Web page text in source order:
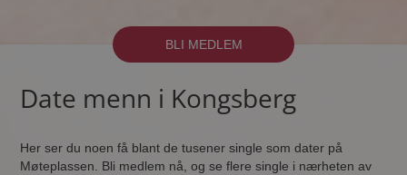
BLI MEDLEM
Date menn i Kongsberg
Her ser du noen få blant de tusener single som dater på
Møteplassen. Bli medlem nå, og se flere single i nærheten av